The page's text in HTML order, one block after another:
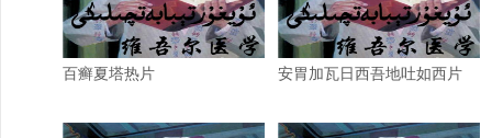
百癣夏塔热片 安胃加瓦日西吾地吐如西片